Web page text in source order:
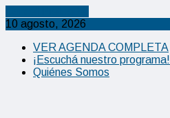
10 agosto, 2026
VER AGENDA COMPLETA
¡Escuchá nuestro programa!
Quiénes Somos